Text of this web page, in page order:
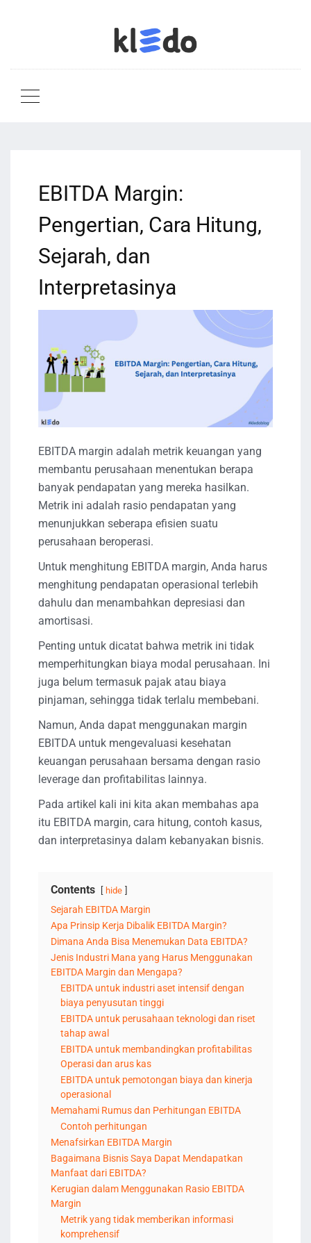
EBITDA Margin:
Pengertian, Cara Hitung,
Sejarah, dan
Interpretasinya
EBITDA margin adalah metrik keuangan yang
membantu perusahaan menentukan berapa
banyak pendapatan yang mereka hasilkan.
Metrik ini adalah rasio pendapatan yang
menunjukkan seberapa efisien suatu
perusahaan beroperasi.
Untuk menghitung EBITDA margin, Anda harus
menghitung pendapatan operasional terlebih
dahulu dan menambahkan depresiasi dan
amortisasi.
Penting untuk dicatat bahwa metrik ini tidak
memperhitungkan biaya modal perusahaan. Ini
juga belum termasuk pajak atau biaya
pinjaman, sehingga tidak terlalu membebani.
Namun, Anda dapat menggunakan margin
EBITDA untuk mengevaluasi kesehatan
keuangan perusahaan bersama dengan rasio
leverage dan profitabilitas lainnya.
Pada artikel kali ini kita akan membahas apa
itu EBITDA margin, cara hitung, contoh kasus,
dan interpretasinya dalam kebanyakan bisnis.
Contents hide
Sejarah EBITDA Margin
Apa Prinsip Kerja Dibalik EBITDA Margin?
Dimana Anda Bisa Menemukan Data EBITDA?
Jenis Industri Mana yang Harus Menggunakan
EBITDA Margin dan Mengapa?
EBITDA untuk industri aset intensif dengan
biaya penyusutan tinggi
EBITDA untuk perusahaan teknologi dan riset
tahap awal
EBITDA untuk membandingkan profitabilitas
Operasi dan arus kas
EBITDA untuk pemotongan biaya dan kinerja
operasional
Memahami Rumus dan Perhitungan EBITDA
Contoh perhitungan
Menafsirkan EBITDA Margin
Bagaimana Bisnis Saya Dapat Mendapatkan
Manfaat dari EBITDA?
Kerugian dalam Menggunakan Rasio EBITDA
Margin
Metrik yang tidak memberikan informasi
komprehensif